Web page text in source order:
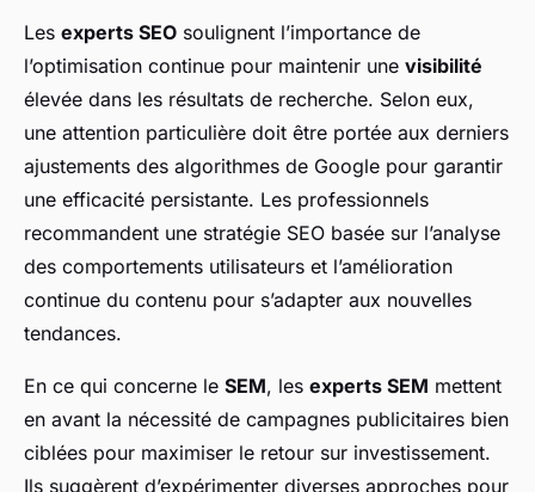
Les experts SEO soulignent l’importance de
l’optimisation continue pour maintenir une visibilité
élevée dans les résultats de recherche. Selon eux,
une attention particulière doit être portée aux derniers
ajustements des algorithmes de Google pour garantir
une efficacité persistante. Les professionnels
recommandent une stratégie SEO basée sur l’analyse
des comportements utilisateurs et l’amélioration
continue du contenu pour s’adapter aux nouvelles
tendances.
En ce qui concerne le SEM, les experts SEM mettent
en avant la nécessité de campagnes publicitaires bien
ciblées pour maximiser le retour sur investissement.
Ils suggèrent d’expérimenter diverses approches pour